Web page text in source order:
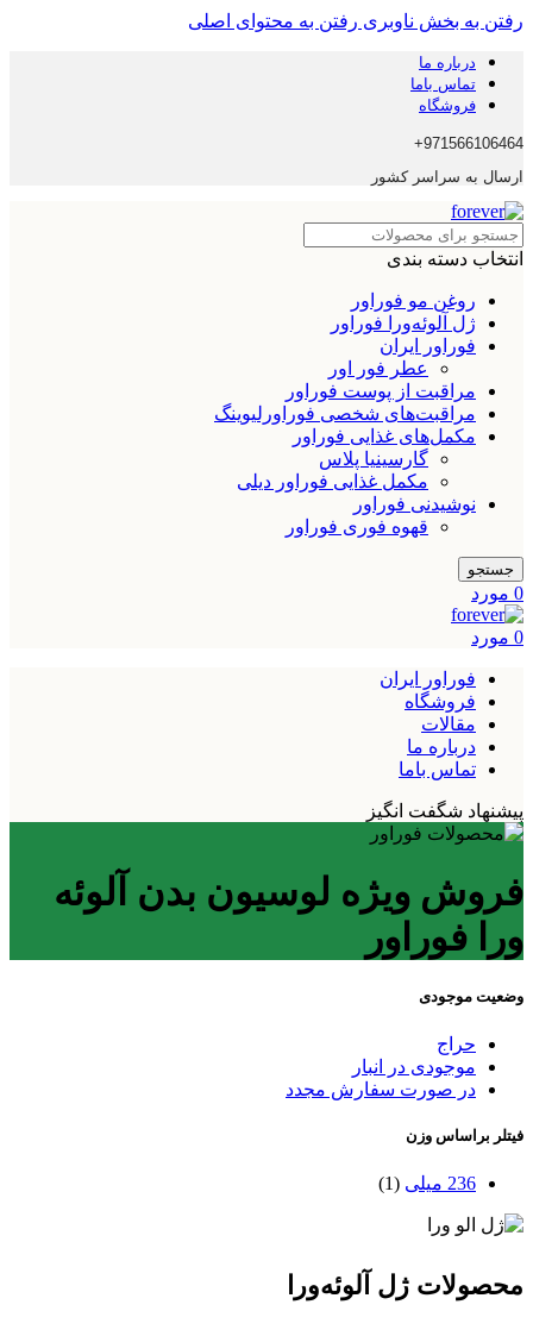
رفتن به بخش ناوبری رفتن به محتوای اصلی
درباره ما
تماس باما
فروشگاه
971566106464+
ارسال به سراسر کشور
انتخاب دسته بندی
روغن مو فوراور
ژل آلوئه‌ورا فوراور
فوراور ایران
عطر فور اور
مراقبت از پوست فوراور
مراقبت‌های شخصی فوراورلیوینگ
مکمل‌های غذایی فوراور
گارسینیا پلاس
مکمل غذایی فوراور دیلی
نوشیدنی فوراور
قهوه فوری فوراور
جستجو
0 مورد
0 مورد
فوراور ایران
فروشگاه
مقالات
درباره ما
تماس باما
پیشنهاد شگفت انگیز
فروش ویژه لوسیون بدن آلوئه
ورا فوراور
وضعیت موجودی
حراج
موجودی در انبار
در صورت سفارش مجدد
فیتلر براساس وزن
236 میلی (1)
محصولات ژل آلوئه‌ورا